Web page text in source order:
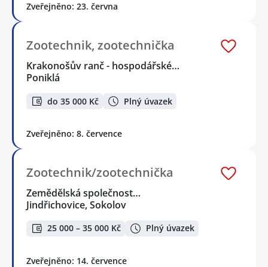
Zveřejněno: 23. června
Zootechnik, zootechnička
Krakonošův ranč - hospodářské…
Poniklá
do 35 000 Kč Plný úvazek
Zveřejněno: 8. července
Zootechnik/zootechnička
Zemědělská společnost…
Jindřichovice, Sokolov
25 000 – 35 000 Kč Plný úvazek
Zveřejněno: 14. července